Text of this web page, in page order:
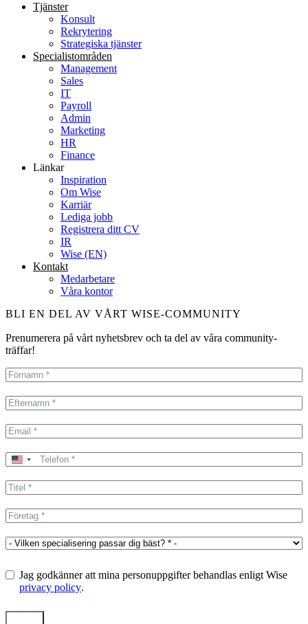
Tjänster
Konsult
Rekrytering
Strategiska tjänster
Specialist­områden
Management
Sales
IT
Payroll
Admin
Marketing
HR
Finance
Länkar
Inspiration
Om Wise
Karriär
Lediga jobb
Registrera ditt CV
IR
Wise (EN)
Kontakt
Medarbetare
Våra kontor
BLI EN DEL AV VÅRT WISE-COMMUNITY
Prenumerera på vårt nyhetsbrev och ta del av våra community-
träffar!
United
+1
Jag godkänner att mina personuppgifter behandlas enligt Wise
privacy policy.